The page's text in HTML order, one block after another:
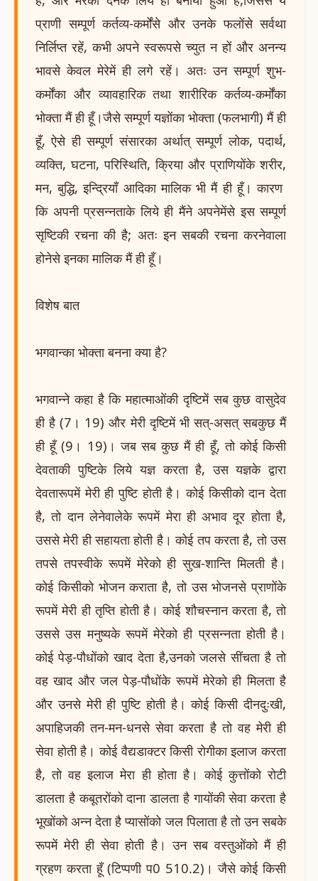
प्राणी सम्पूर्ण कर्तव्य-कर्मोंसे और उनके फलोंसे सर्वथा
निर्लिप्त रहें, कभी अपने स्वरूपसे च्युत न हों और अनन्य
भावसे केवल मेरेमें ही लगे रहें। अतः उन सम्पूर्ण शुभ-
कर्मोंका और व्यावहारिक तथा शारीरिक कर्तव्य-कर्मोंका
भोक्ता मैं ही हूँ।जैसे सम्पूर्ण यज्ञोंका भोक्ता (फलभागी) मैं ही
हूँ, ऐसे ही सम्पूर्ण संसारका अर्थात् सम्पूर्ण लोक, पदार्थ,
व्यक्ति, घटना, परिस्थिति, क्रिया और प्राणियोंके शरीर,
मन, बुद्धि, इन्द्रियाँ आदिका मालिक भी मैं ही हूँ। कारण
कि अपनी प्रसन्नताके लिये ही मैंने अपनेमेंसे इस सम्पूर्ण
सृष्टिकी रचना की है; अतः इन सबकी रचना करनेवाला
होनेसे इनका मालिक मैं ही हूँ।
विशेष बात
भगवान्का भोक्ता बनना क्या है?
भगवान्ने कहा है कि महात्माओंकी दृष्टिमें सब कुछ वासुदेव
ही है (7। 19) और मेरी दृष्टिमें भी सत्-असत् सबकुछ मैं
ही हूँ (9। 19)। जब सब कुछ मैं ही हूँ, तो कोई किसी
देवताकी पुष्टिके लिये यज्ञ करता है, उस यज्ञके द्वारा
देवतारूपमें मेरी ही पुष्टि होती है। कोई किसीको दान देता
है, तो दान लेनेवालेके रूपमें मेरा ही अभाव दूर होता है,
उससे मेरी ही सहायता होती है। कोई तप करता है, तो उस
तपसे तपस्वीके रूपमें मेरेको ही सुख-शान्ति मिलती है।
कोई किसीको भोजन कराता है, तो उस भोजनसे प्राणोंके
रूपमें मेरी ही तृप्ति होती है। कोई शौचस्नान करता है, तो
उससे उस मनुष्यके रूपमें मेरेको ही प्रसन्नता होती है।
कोई पेड़-पौधोंको खाद देता है,उनको जलसे सींचता है तो
वह खाद और जल पेड़-पौधोंके रूपमें मेरेको ही मिलता है
और उनसे मेरी ही पुष्टि होती है। कोई किसी दीनदुःखी,
अपाहिजकी तन-मन-धनसे सेवा करता है तो वह मेरी ही
सेवा होती है। कोई वैद्यडाक्टर किसी रोगीका इलाज करता
है, तो वह इलाज मेरा ही होता है। कोई कुत्तोंको रोटी
डालता है कबूतरोंको दाना डालता है गायोंकी सेवा करता है
भूखोंको अन्न देता है प्यासोंको जल पिलाता है तो उन सबके
रूपमें मेरी ही सेवा होती है। उन सब वस्तुओंको मैं ही
ग्रहण करता हूँ (टिप्पणी प0 510.2)। जैसे कोई किसी